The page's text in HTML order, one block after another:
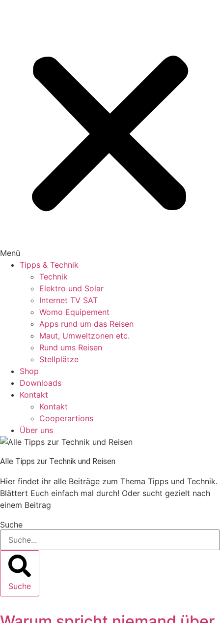
Menü
Tipps & Technik
Technik
Elektro und Solar
Internet TV SAT
Womo Equipement
Apps rund um das Reisen
Maut, Umweltzonen etc.
Rund ums Reisen
Stellplätze
Shop
Downloads
Kontakt
Kontakt
Cooperartions
Über uns
Alle Tipps zur Technik und Reisen
Hier findet ihr alle Beiträge zum Thema Tipps und Technik.
Blättert Euch einfach mal durch! Oder sucht gezielt nach
einem Beitrag
Suche
Suche